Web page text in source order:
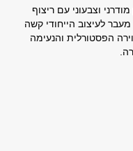
וצבעוני עם ריצוף
מעבר לעיצוב הייחודי קשה
הפסטורלית והנעימה